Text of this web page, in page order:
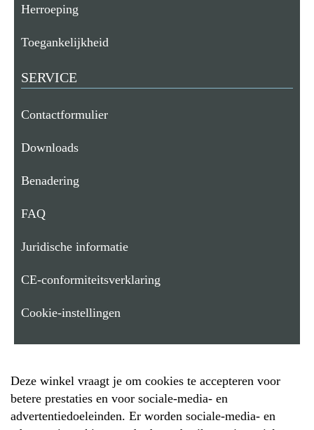
Herroeping
Toegankelijkheid
SERVICE
Contactformulier
Downloads
Benadering
FAQ
Juridische informatie
CE-conformiteitsverklaring
Cookie-instellingen
Deze winkel vraagt je om cookies te accepteren voor
betere prestaties en voor sociale-media- en
advertentiedoeleinden. Er worden sociale-media- en